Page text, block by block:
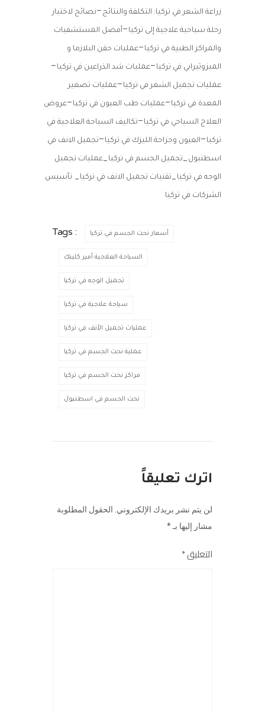
زراعة الشعر في تركيا: التكلفة والنتائج –نصائح لاختيار
رحلة سياحية علاجية إلى تركيا –أفضل المستشفيات
والمراكز الطبية في تركيا –عمليات حقن البلازما و
الميزوثيرابي في تركيا –عمليات شد الذراعين في تركيا –
عمليات تجميل الشعر في تركيا –عمليات تصغير
المعدة في تركيا –عمليات طب العيون في تركيا –عروض
العلاج السياحي في تركيا –تكاليف السياحة العلاجية في
تركيا –العيون وجراحة الليزك في تركيا –تجميل الانف في
اسطنبول تجميل الجسم في تركيا عمليات تجميل
الوجه في تركيا تقنيات تجميل الانف في تركيا تأسيس
الشركات في تركيا
Tags : أسعار نحت الجسم في تركيا
السياحة العلاجية أمير كلينك
تجميل الوجه في تركيا
سياحة علاجية في تركيا
عمليات تجميل الأنف في تركيا
عملية نحت الجسم في تركيا
مراكز نحت الجسم في تركيا
نحت الجسم في اسطنبول
اترك تعليقاً
لن يتم نشر بريدك الإلكتروني. الحقول المطلوبة
مشار إليها بـ*
التعليق*